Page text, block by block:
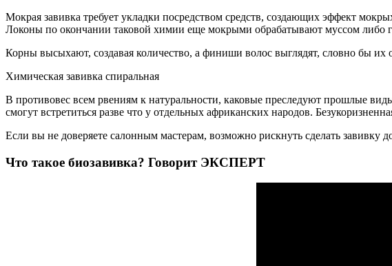
Мокрая завивка требует укладки посредством средств, создающих эффект
Локоны по окончании таковой химии еще мокрыми обрабатывают муссом либо
Корны высыхают, создавая количество, а финиши волос выглядят, словно бы их
Химическая завивка спиральная
В противовес всем рвениям к натуральности, каковые преследуют прошлые
смогут встретиться разве что у отдельных африканских народов.
Если вы не доверяете салонным мастерам, возможно рискнуть сделать завивку
Что такое биозавивка? Говорит ЭКСПЕРТ